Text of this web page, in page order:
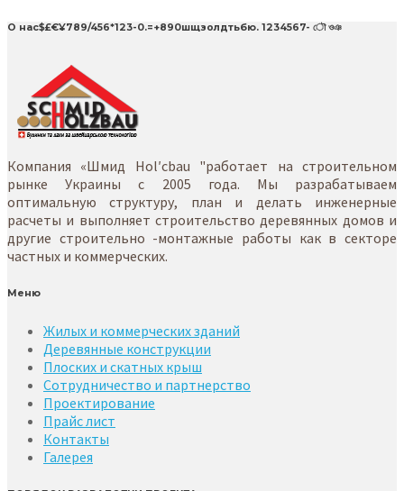
О нас$£€¥789/456*123-0.=+890шщзолдтьбю. 1234567- ৌ ওঞ
Компания «Шмид Hol′cbau "работает на строительном
рынке Украины с 2005 года. Мы разрабатываем
оптимальную структуру, план и делать инженерные
расчеты и выполняет строительство деревянных домов и
другие строительно -монтажные работы как в секторе
частных и коммерческих.
Меню
Жилых и коммерческих зданий
Деревянные конструкции
Плоских и скатных крыш
Сотрудничество и партнерство
Проектирование
Прайс лист
Контакты
Галерея